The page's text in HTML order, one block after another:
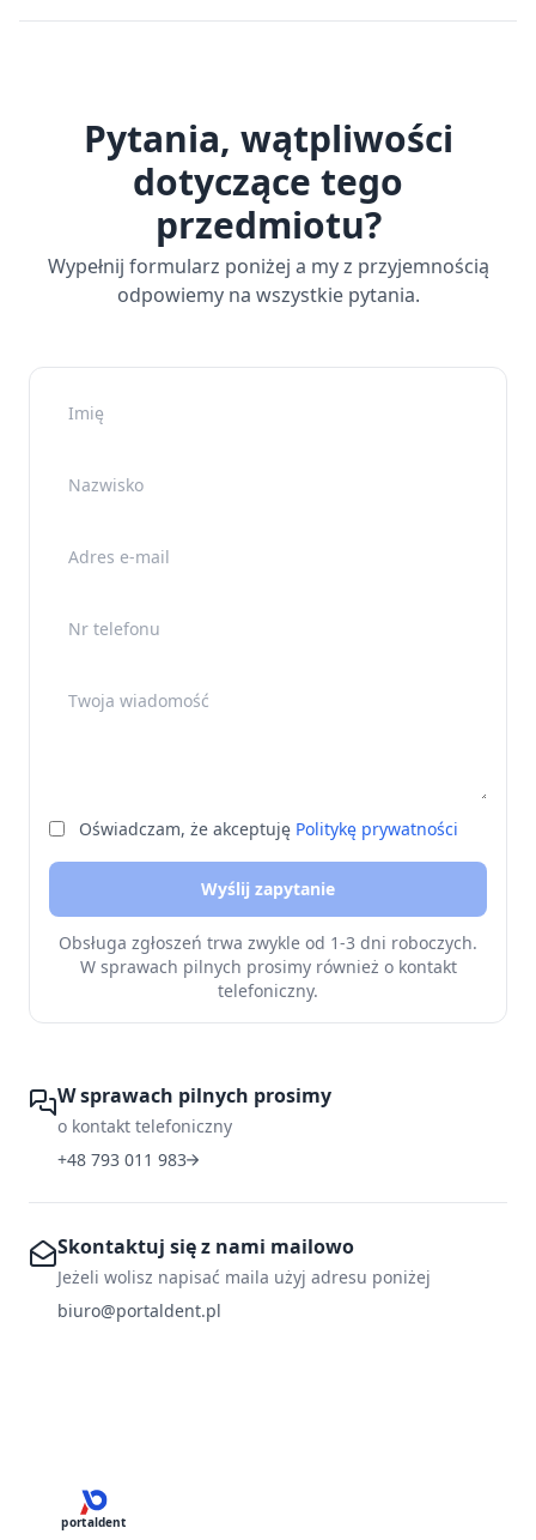
Pytania, wątpliwości
dotyczące tego
przedmiotu?
Wypełnij formularz poniżej a my z przyjemnością
odpowiemy na wszystkie pytania.
Nazwisko
Adres e-mail
Nr telefonu
Twoja wiadomość
Oświadczam, że akceptuję Politykę prywatności
Wyślij zapytanie
Obsługa zgłoszeń trwa zwykle od 1-3 dni roboczych.
W sprawach pilnych prosimy również o kontakt
telefoniczny.
W sprawach pilnych prosimy
o kontakt telefoniczny
+48 793 011 983
Skontaktuj się z nami mailowo
Jeżeli wolisz napisać maila użyj adresu poniżej
biuro@portaldent.pl
portaldent